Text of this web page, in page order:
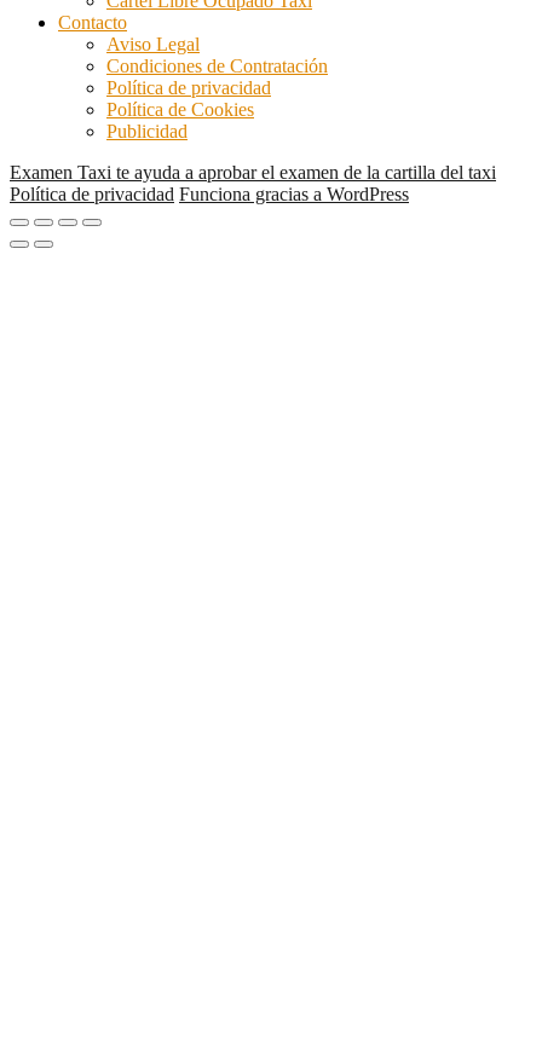
Contacto
Aviso Legal
Condiciones de Contratación
Política de privacidad
Política de Cookies
Publicidad
Examen Taxi te ayuda a aprobar el examen de la cartilla del taxi
Política de privacidad Funciona gracias a WordPress